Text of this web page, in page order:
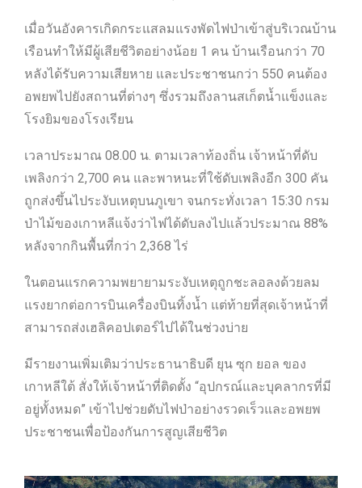
เมื่อวันอังคารเกิดกระแสลมแรงพัดไฟป่าเข้าสู่บริเวณบ้าน
เรือนทำให้มีผู้เสียชีวิตอย่างน้อย 1 คน บ้านเรือนกว่า 70
หลังได้รับความเสียหาย และประชาชนกว่า 550 คนต้อง
อพยพไปยังสถานที่ต่างๆ ซึ่งรวมถึงลานสเก็ตน้ำแข็งและ
โรงยิมของโรงเรียน
เวลาประมาณ 08.00 น. ตามเวลาท้องถิ่น เจ้าหน้าที่ดับ
เพลิงกว่า 2,700 คน และพาหนะที่ใช้ดับเพลิงอีก 300 คัน
ถูกส่งขึ้นไประงับเหตุบนภูเขา จนกระทั่งเวลา 15:30 กรม
ป่าไม้ของเกาหลีแจ้งว่าไฟได้ดับลงไปแล้วประมาณ 88%
หลังจากกินพื้นที่กว่า 2,368 ไร่
ในตอนแรกความพยายามระงับเหตุถูกชะลอลงด้วยลม
แรงยากต่อการบินเครื่องบินทิ้งน้ำ แต่ท้ายที่สุดเจ้าหน้าที่
สามารถส่งเฮลิคอปเตอร์ไปได้ในช่วงบ่าย
มีรายงานเพิ่มเติมว่าประธานาธิบดี ยุน ซุก ยอล ของ
เกาหลีใต้ สั่งให้เจ้าหน้าที่ติดตั้ง “อุปกรณ์และบุคลากรที่มี
อยู่ทั้งหมด” เข้าไปช่วยดับไฟป่าอย่างรวดเร็วและอพยพ
ประชาชนเพื่อป้องกันการสูญเสียชีวิต